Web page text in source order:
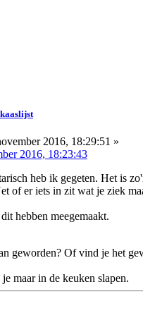
2016, 18:29:51 »
2016, 18:23:43
heb ik gegeten. Het is
of er iets in zit wat je ziek
hebben meegemaakt.
geworden? Of vind je het
maar in de keuken slapen.